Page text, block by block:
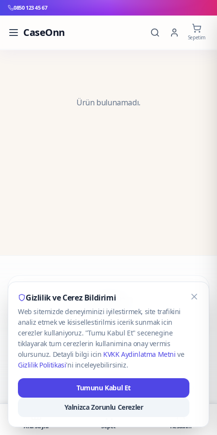
0850 123 45 67
CaseOnn Sepetim
Ürün bulunamadı.
CaseOnn
© 2025 CaseOnn. Tüm hakları saklıdır.
VISA Mastercard
Gizlilik ve Cerez Bildirimi
Web sitemizde deneyiminizi iyilestirmek, site trafikini
analiz etmek ve kisisellestirilmis icerik sunmak icin
cerezler kullaniyoruz. "Tumu Kabul Et" secenegine
tiklayarak tum cerezlerin kullanimina onay vermis
olursunuz. Detayli bilgi icin KVKK Aydinlatma Metni ve
Gizlilik Politikasi'ni inceleyebilirsiniz.
Tumunu Kabul Et
Yalnizca Zorunlu Cerezler
Ana Sayfa Sepet Hesabım